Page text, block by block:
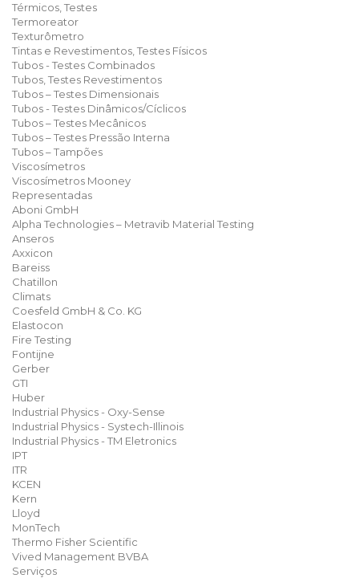
Térmicos, Testes
Termoreator
Texturômetro
Tintas e Revestimentos, Testes Físicos
Tubos - Testes Combinados
Tubos, Testes Revestimentos
Tubos – Testes Dimensionais
Tubos - Testes Dinâmicos/Cíclicos
Tubos – Testes Mecânicos
Tubos – Testes Pressão Interna
Tubos – Tampões
Viscosímetros
Viscosímetros Mooney
Representadas
Aboni GmbH
Alpha Technologies – Metravib Material Testing
Anseros
Axxicon
Bareiss
Chatillon
Climats
Coesfeld GmbH & Co. KG
Elastocon
Fire Testing
Fontijne
Gerber
GTI
Huber
Industrial Physics - Oxy-Sense
Industrial Physics - Systech-Illinois
Industrial Physics - TM Eletronics
IPT
ITR
KCEN
Kern
Lloyd
MonTech
Thermo Fisher Scientific
Vived Management BVBA
Serviços